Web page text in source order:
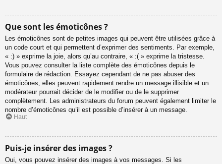
Que sont les émoticônes ?
Les émoticônes sont de petites images qui peuvent être utilisées grâce à
un code court et qui permettent d’exprimer des sentiments. Par exemple,
« :) » exprime la joie, alors qu’au contraire, « :( » exprime la tristesse.
Vous pouvez consulter la liste complète des émoticônes depuis le
formulaire de rédaction. Essayez cependant de ne pas abuser des
émoticônes, elles peuvent rapidement rendre un message illisible et un
modérateur pourrait décider de le modifier ou de le supprimer
complètement. Les administrateurs du forum peuvent également limiter le
nombre d’émoticônes qu’il est possible d’insérer à un message.
Haut
Puis-je insérer des images ?
Oui, vous pouvez insérer des images à vos messages. Si les